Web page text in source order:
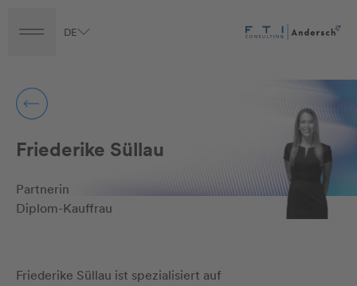
DE
Turnaround Transaction
Friederike Süllau
Partnerin
Diplom-Kauffrau
Friederike Süllau ist spezialisiert auf